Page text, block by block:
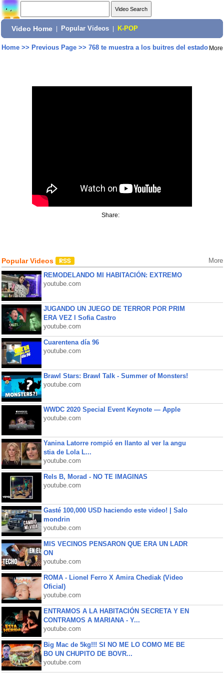
Video Home Popular Videos K-POP
Home>> Previous Page>> 768 te muestra a los buitres del estado More
Share:
Popular Videos More
REMODELANDO MI HABITACIÓN: EXTREMO
youtube.com
JUGANDO UN JUEGO DE TERROR POR PRIM
ERA VEZ l Sofia Castro
youtube.com
Cuarentena día 96
youtube.com
Brawl Stars: Brawl Talk - Summer of Monsters!
youtube.com
WWDC 2020 Special Event Keynote — Apple
youtube.com
Yanina Latorre rompió en llanto al ver la angu
stia de Lola L...
youtube.com
Rels B, Morad - NO TE IMAGINAS
youtube.com
Gasté 100,000 USD haciendo este video! | Salo
mondrin
youtube.com
MIS VECINOS PENSARON QUE ERA UN LADR
ON
youtube.com
ROMA - Lionel Ferro X Amira Chediak (Video
Oficial)
youtube.com
ENTRAMOS A LA HABITACIÓN SECRETA Y EN
CONTRAMOS A MARIANA - Y...
youtube.com
Big Mac de 5kg!!! SI NO ME LO COMO ME BE
BO UN CHUPITO DE BOVR...
youtube.com